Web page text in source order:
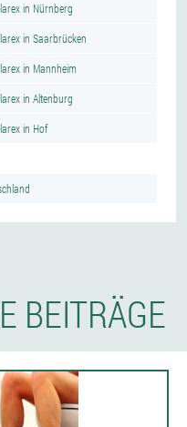
in Nürnberg
in Saarbrücken
in Mannheim
in Altenburg
in Hof
BEITRÄGE